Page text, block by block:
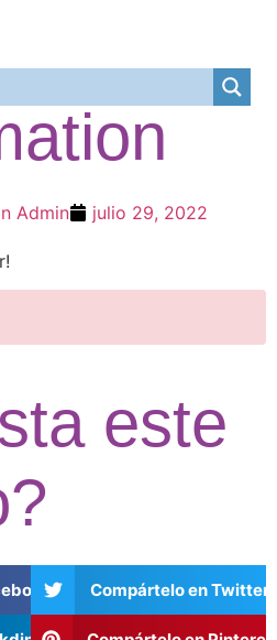
Admin julio 29, 2022
este
Compártelo en Twitter